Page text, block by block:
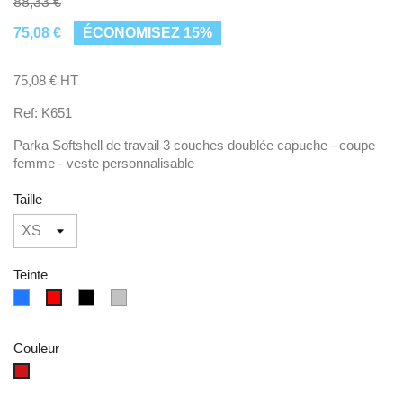
75,08 €
ÉCONOMISEZ 15%
75,08 € HT
Ref: K651
Parka Softshell de travail 3 couches doublée capuche - coupe
femme - veste personnalisable
Taille
Teinte
Couleur